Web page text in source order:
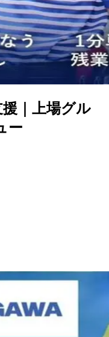
｜上場グル
ー